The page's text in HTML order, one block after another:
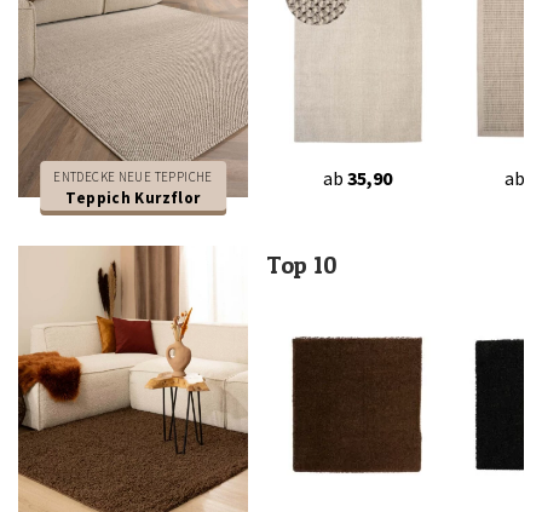
ENTDECKE NEUE TEPPICHE
Teppich Kurzflor
ab 35,90 ab
Top 10